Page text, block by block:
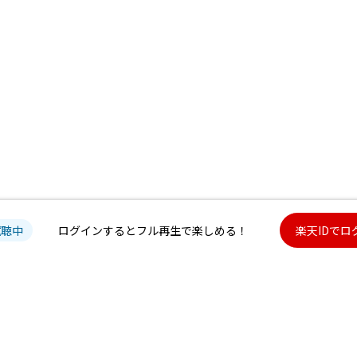
中 ログインするとフル再生で楽しめる！ 楽天IDでロ